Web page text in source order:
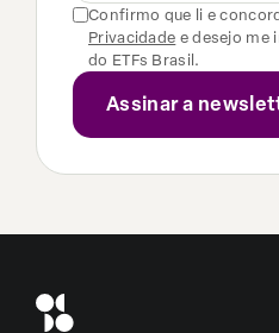
Confirmo que li e
Privacidade e desejo me
do ETFs Brasil.